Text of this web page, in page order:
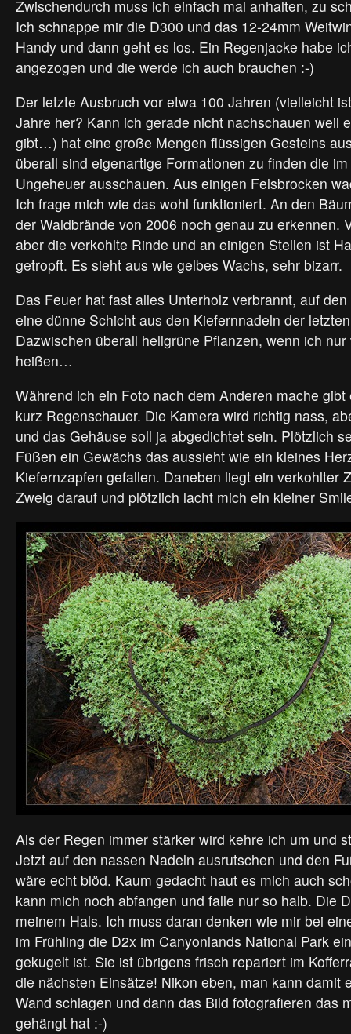
Zwischendurch muss ich einfach mal anhalten, zu
Ich schnappe mir die D300 und das 12-24mm
Handy und dann geht es los. Ein Regenjacke habe
angezogen und die werde ich auch brauchen :-)
Der letzte Ausbruch vor etwa 100 Jahren (vielleicht
Jahre her? Kann ich gerade nicht nachschauen weil
gibt…) hat eine große Mengen flüssigen Gesteins
überall sind eigenartige Formationen zu finden die
Ungeheuer ausschauen. Aus einigen Felsbrocken
Ich frage mich wie das wohl funktioniert. An den
der Waldbrände von 2006 noch genau zu erkennen.
aber die verkohlte Rinde und an einigen Stellen ist
getropft. Es sieht aus wie gelbes Wachs, sehr bizarr.
Das Feuer hat fast alles Unterholz verbrannt, auf
eine dünne Schicht aus den Kiefernnadeln der
Dazwischen überall hellgrüne Pflanzen, wenn ich
heißen…
Während ich ein Foto nach dem Anderen mache
kurz Regenschauer. Die Kamera wird richtig nass,
und das Gehäuse soll ja abgedichtet sein. Plötzlich
Füßen ein Gewächs das aussieht wie ein kleines
Kiefernzapfen gefallen. Daneben liegt ein verkohlter
Zweig darauf und plötzlich lacht mich ein kleiner
Als der Regen immer stärker wird kehre ich um und
Jetzt auf den nassen Nadeln ausrutschen und den
wäre echt blöd. Kaum gedacht haut es mich auch
kann mich noch abfangen und falle nur so halb. Die
meinem Hals. Ich muss daran denken wie mir bei
im Frühling die D2x im Canyonlands National Park
gekugelt ist. Sie ist übrigens frisch repariert im
die nächsten Einsätze! Nikon eben, man kann damit
Wand schlagen und dann das Bild fotografieren das
gehängt hat :-)